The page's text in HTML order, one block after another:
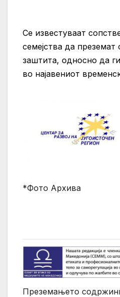
Се известуваат
семејства да
заштита, односно да
во најавениот
*Фото Архива
Преземањето